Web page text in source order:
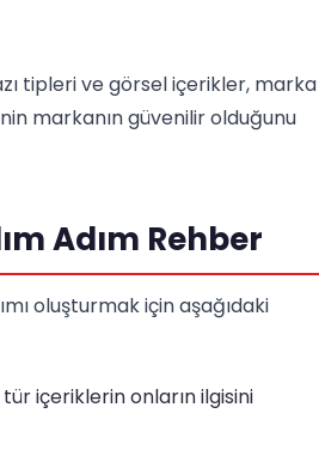
tipleri ve görsel içerikler, marka
markanın güvenilir olduğunu
Adım Rehber
oluşturmak için aşağıdaki
içeriklerin onların ilgisini